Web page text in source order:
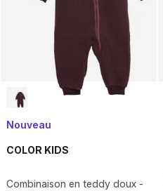
Nouveau
COLOR KIDS
Combinaison en teddy doux -